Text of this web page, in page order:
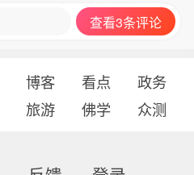
查看3条评论
博客 看点
政务
旅游 佛学 众测